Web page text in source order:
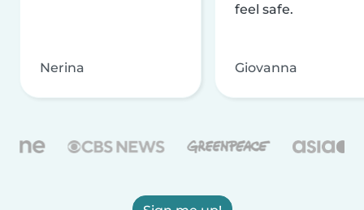
Nerina
feel safe.
Giovanna